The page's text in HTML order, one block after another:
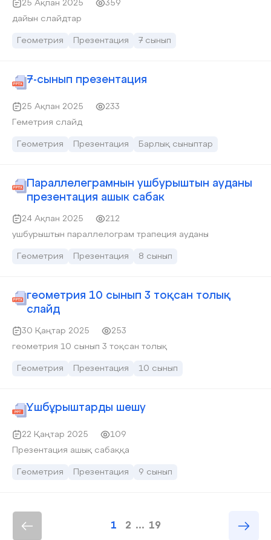
25 Ақпан 2025
359
дайын слайдтар
Геометрия Презентация 7 сынып
7-сынып презентация
25 Ақпан 2025
233
Геметрия слайд
Геометрия Презентация Барлық сыныптар
Параллелеграмнын ушбурыштын ауданы
презентация ашык сабак
24 Ақпан 2025
212
ушбурыштын параллелограм трапеция ауданы
Геометрия Презентация 8 сынып
геометрия 10 сынып 3 тоқсан толық
слайд
30 Қаңтар 2025
253
геометрия 10 сынып 3 тоқсан толық
Геометрия Презентация 10 сынып
Үшбұрыштарды шешу
22 Қаңтар 2025
109
Презентация ашық сабаққа
Геометрия Презентация 9 сынып
1 2 ... 19